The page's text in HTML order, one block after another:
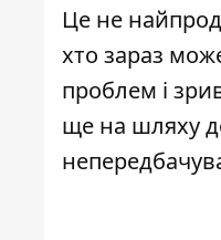
Це не
хто зараз
проблем і
ще на шляху